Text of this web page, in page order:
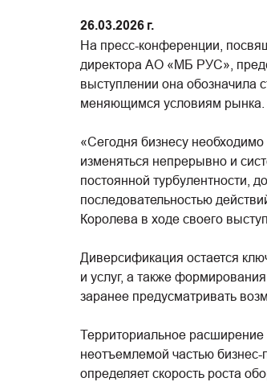
26.03.2026 г.
На пресс-конференции,
директора АО «МБ РУС»,
выступлении она обозначила
меняющимся условиям рынка.
«Сегодня бизнесу
изменяться непрерывно и
постоянной турбулентности,
последовательностью
Королева в ходе своего
Диверсификация остается
и услуг, а также
заранее предусматривать
Территориальное
неотъемлемой частью
определяет скорость роста